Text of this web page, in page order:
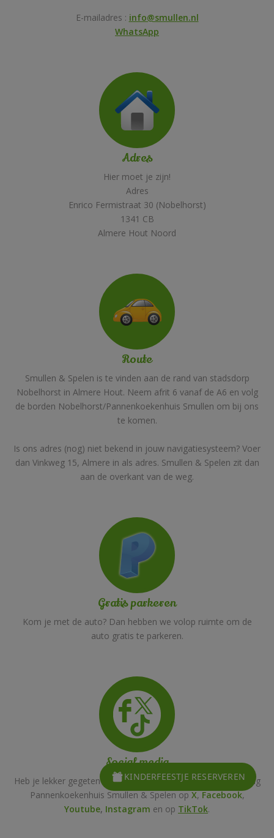
E-mailadres : info@smullen.nl
WhatsApp
Adres
Hier moet je zijn!
Adres
Enrico Fermistraat 30 (Nobelhorst)
1341 CB
Almere Hout Noord
Route
Smullen & Spelen is te vinden aan de rand van stadsdorp
Nobelhorst in Almere Hout. Neem afrit 6 vanaf de A6 en volg
de borden Nobelhorst/Pannenkoekenhuis Smullen om bij ons
te komen.
Is ons adres (nog) niet bekend in jouw navigatiesysteem? Voer
dan Vinkweg 15, Almere in als adres. Smullen & Spelen zit dan
aan de overkant van de weg.
Gratis parkeren
Kom je met de auto? Dan hebben we volop ruimte om de
auto gratis te parkeren.
Social media
Heb je lekker gegeten en gespeeld? Vertel het dan verder! Volg
Pannenkoekenhuis Smullen & Spelen op X, Facebook,
Youtube, Instagram en op TikTok.
KINDERFEESTJE RESERVEREN